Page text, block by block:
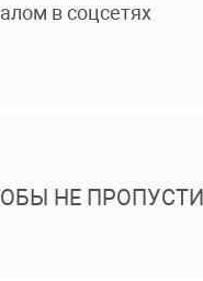
в соцсетях
НЕ